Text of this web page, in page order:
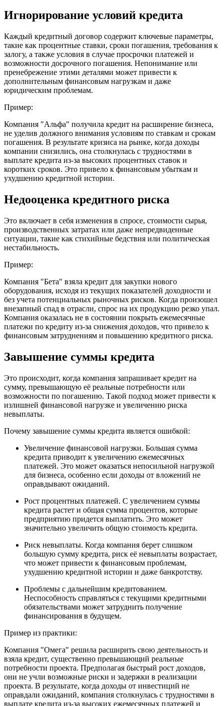
Игнорирование условий кредита
Каждый кредитный договор содержит ключевые параметры,
такие как процентные ставки, сроки погашения, требования к
залогу, а также условия в случае просрочки платежей и
возможности досрочного погашения. Непонимание или
пренебрежение этими деталями может привести к
дополнительным финансовым нагрузкам и даже
юридическим проблемам.
Пример:
Компания "Альфа" получила кредит на расширение бизнеса,
не уделив должного внимания условиям по ставкам и срокам
погашения. В результате кризиса на рынке, когда доходы
компании снизились, она столкнулась с трудностями в
выплате кредита из-за высоких процентных ставок и
коротких сроков. Это привело к финансовым убыткам и
ухудшению кредитной истории.
Недооценка кредитного риска
Это включает в себя изменения в спросе, стоимости сырья,
производственных затратах или даже непредвиденные
ситуации, такие как стихийные бедствия или политическая
нестабильность.
Пример:
Компания "Бета" взяла кредит для закупки нового
оборудования, исходя из текущих показателей доходности и
без учета потенциальных рыночных рисков. Когда произошел
внезапный спад в отрасли, спрос на их продукцию резко упал.
Компания оказалась не в состоянии покрыть ежемесячные
платежи по кредиту из-за снижения доходов, что привело к
финансовым затруднениям и повышению кредитного риска.
Завышение суммы кредита
Это происходит, когда компания запрашивает кредит на
сумму, превышающую её реальные потребности или
возможности по погашению. Такой подход может привести к
излишней финансовой нагрузке и увеличению риска
невыплаты.
Почему завышение суммы кредита является ошибкой:
Увеличение финансовой нагрузки. Большая сумма
кредита приводит к увеличению ежемесячных
платежей. Это может оказаться непосильной нагрузкой
для бизнеса, особенно если доходы от вложений не
оправдывают ожиданий.
Рост процентных платежей. С увеличением суммы
кредита растет и общая сумма процентов, которые
предприятию придется выплатить. Это может
значительно увеличить общую стоимость кредита.
Риск невыплаты. Когда компания берет слишком
большую сумму кредита, риск её невыплаты возрастает,
что может привести к финансовым проблемам,
ухудшению кредитной истории и даже банкротству.
Проблемы с дальнейшим кредитованием.
Неспособность справляться с текущими кредитными
обязательствами может затруднить получение
финансирования в будущем.
Пример из практики:
Компания "Омега" решила расширить свою деятельность и
взяла кредит, существенно превышающий реальные
потребности проекта. Предполагая быстрый рост доходов,
они не учли возможные риски и задержки в реализации
проекта. В результате, когда доходы от инвестиций не
оправдали ожиданий, компания столкнулась с трудностями в
выплате кредита из-за высоких ежемесячных платежей и